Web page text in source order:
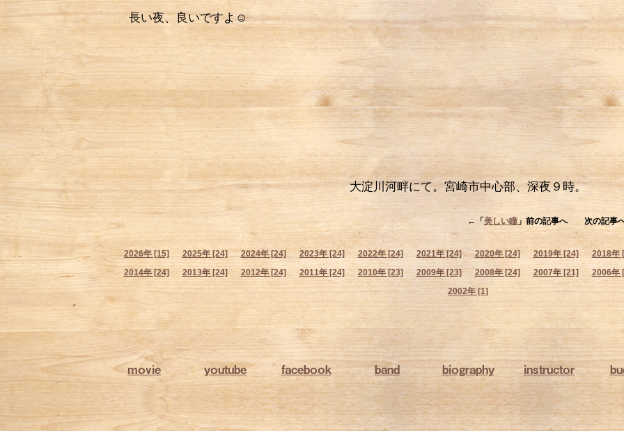
長い夜、良いですよ☺
大淀川河畔にて。宮崎市中心部、深夜９時。
←「 美しい瞳 」前の記事へ 次の記事
2026年 [15] 2025年 [24] 2024年 [24] 2023年 [24] 2022年 [24] 2021年 [24] 2020年 [24] 2019年 [24]
2018年
2014年 [24]
2013年 [24] 2012年 [24] 2011年 [24] 2010年 [23] 2009年 [23] 2008年 [24] 2007年 [21]
2006年
2002年 [1]
movie youtube facebook band biography instructor